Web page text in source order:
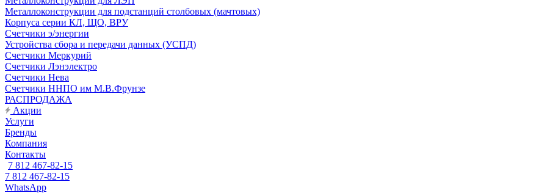
Металлоконструкции для подстанций столбовых (мачтовых)
Корпуса серии КЛ, ЩО, ВРУ
Счетчики э/энергии
Устройства сбора и передачи данных (УСПД)
Счетчики Меркурий
Счетчики Лэнэлектро
Счетчики Нева
Счетчики ННПО им М.В.Фрунзе
РАСПРОДАЖА
Акции
Услуги
Бренды
Компания
Контакты
7 812 467-82-15
7 812 467-82-15
WhatsApp